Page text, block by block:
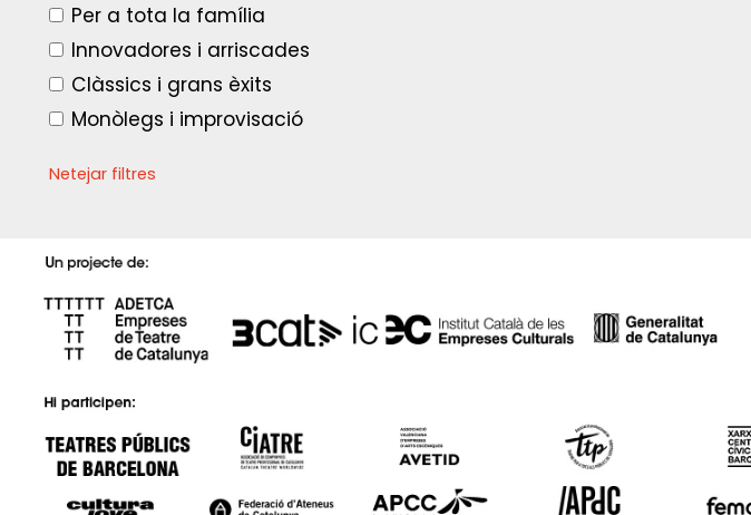
Per a tota la família
Innovadores i arriscades
Clàssics i grans èxits
Monòlegs i improvisació
Netejar filtres